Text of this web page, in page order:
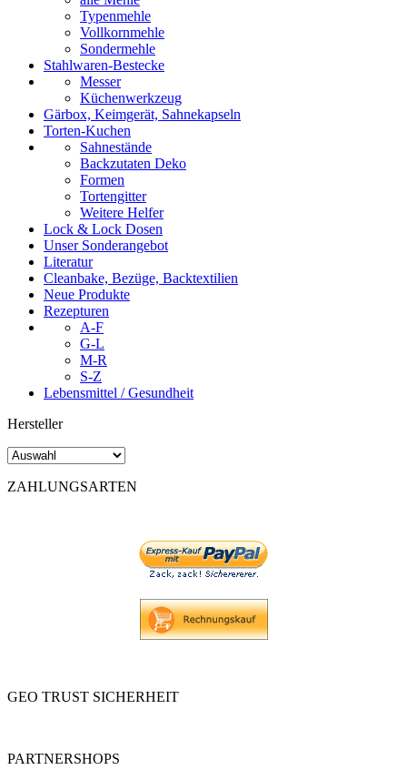
Typenmehle
Vollkornmehle
Sondermehle
Stahlwaren-Bestecke
Messer
Küchenwerkzeug
Gärbox, Keimgerät, Sahnekapseln
Torten-Kuchen
Sahnestände
Backzutaten Deko
Formen
Tortengitter
Weitere Helfer
Lock & Lock Dosen
Unser Sonderangebot
Literatur
Cleanbake, Bezüge, Backtextilien
Neue Produkte
Rezepturen
A-F
G-L
M-R
S-Z
Lebensmittel / Gesundheit
Hersteller
ZAHLUNGSARTEN
GEO TRUST SICHERHEIT
PARTNERSHOPS